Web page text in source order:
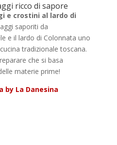
ricco di sapore
e crostini al lardo di
saporiti da
e il lardo di Colonnata uno
tradizionale toscana.
che si basa
materie prime!
by La Danesina